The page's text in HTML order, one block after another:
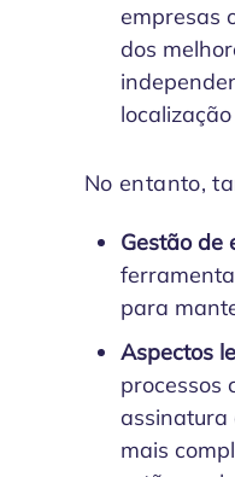
empresas
dos
No entanto,
Gestão de
para
Aspectos
processos
assinatura
mais